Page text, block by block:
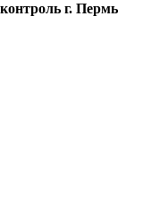
г. Пермь